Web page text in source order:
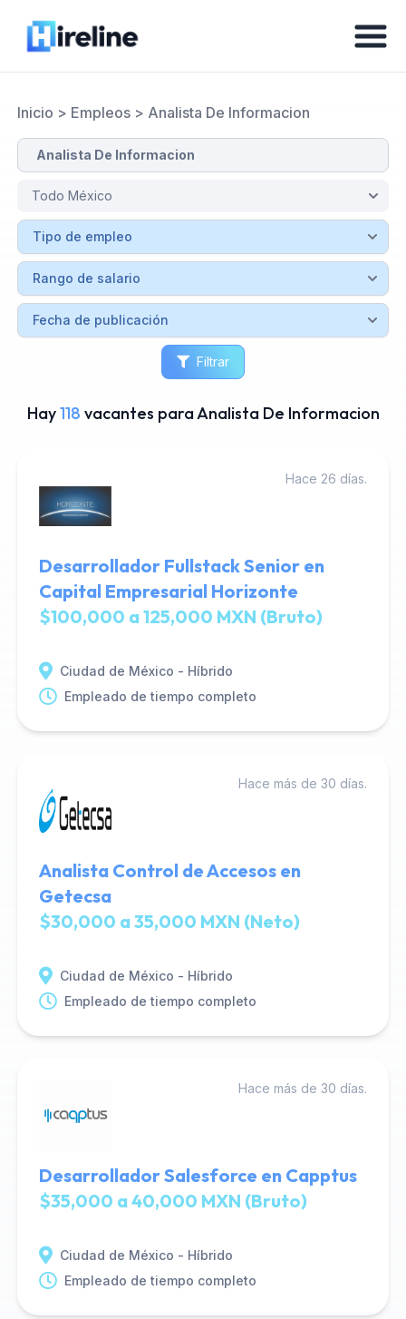
Inicio > Empleos> Analista De Informacion
Filtrar
Hay118 vacantes para Analista De Informacion
Hace 26 días.
Desarrollador Fullstack Senior en
Capital Empresarial Horizonte
$100,000 a 125,000 MXN (Bruto)
Ciudad de México - Híbrido
Empleado de tiempo completo
Hace más de 30 días.
Analista Control de Accesos en
Getecsa
$30,000 a 35,000 MXN (Neto)
Ciudad de México - Híbrido
Empleado de tiempo completo
Hace más de 30 días.
Desarrollador Salesforce en Capptus
$35,000 a 40,000 MXN (Bruto)
Ciudad de México - Híbrido
Empleado de tiempo completo